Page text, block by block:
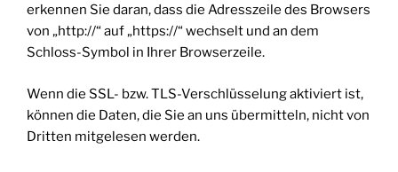
erkennen Sie daran, dass die Adresszeile des Browsers
von „http://“ auf „https://“ wechselt und an dem
Schloss-Symbol in Ihrer Browserzeile.
Wenn die SSL- bzw. TLS-Verschlüsselung aktiviert ist,
können die Daten, die Sie an uns übermitteln, nicht von
Dritten mitgelesen werden.